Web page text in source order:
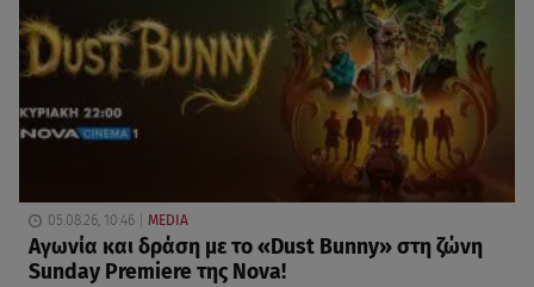
05.08.26, 10:46 MEDIA
Αγωνία και δράση με το «Dust Bunny» στη ζώνη
Sunday Premiere της Nova!